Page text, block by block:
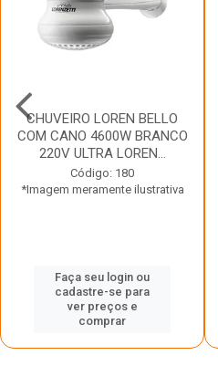
CHUVEIRO LOREN BELLO
COM CANO 4600W BRANCO
220V ULTRA LOREN...
Código: 180
*Imagem meramente ilustrativa
Faça seu login ou
cadastre-se para
ver preços e
comprar